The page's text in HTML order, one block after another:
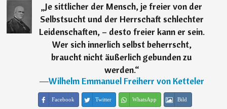
„Je sittlicher der Mensch, je freier von der
Selbstsucht und der Herrschaft schlechter
Leidenschaften, – desto freier kann er sein.
Wer sich innerlich selbst beherrscht,
braucht nicht äußerlich gebunden zu
werden.“
―Wilhelm Emmanuel Freiherr von Ketteler
Facebook Twitter WhatsApp Bild